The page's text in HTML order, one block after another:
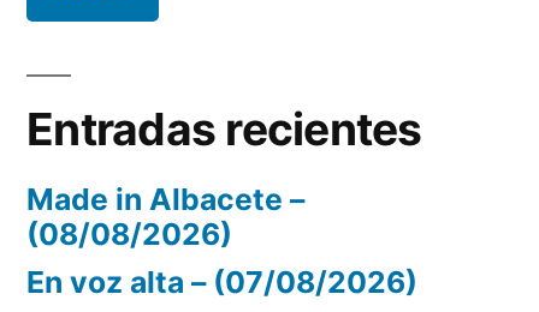
Entradas recientes
Made in Albacete –
(08/08/2026)
En voz alta – (07/08/2026)